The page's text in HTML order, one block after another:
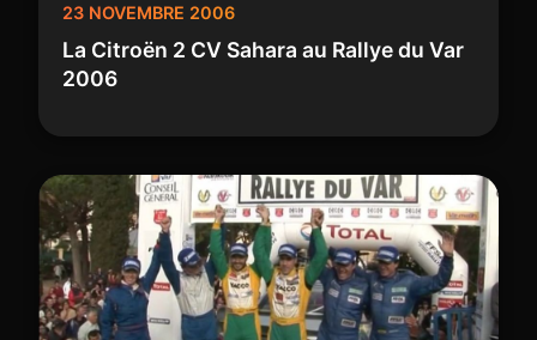
23 NOVEMBRE 2006
La Citroën 2 CV Sahara au Rallye du Var
2006